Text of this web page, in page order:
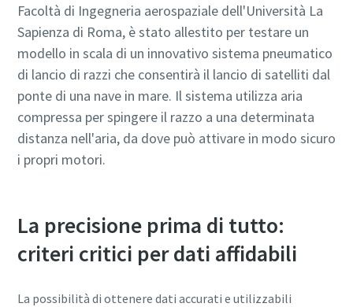
Facoltà di Ingegneria aerospaziale dell'Università La
Sapienza di Roma, è stato allestito per testare un
modello in scala di un innovativo sistema pneumatico
di lancio di razzi che consentirà il lancio di satelliti dal
ponte di una nave in mare. Il sistema utilizza aria
compressa per spingere il razzo a una determinata
distanza nell'aria, da dove può attivare in modo sicuro
i propri motori.
La precisione prima di tutto:
criteri critici per dati affidabili
La possibilità di ottenere dati accurati e utilizzabili